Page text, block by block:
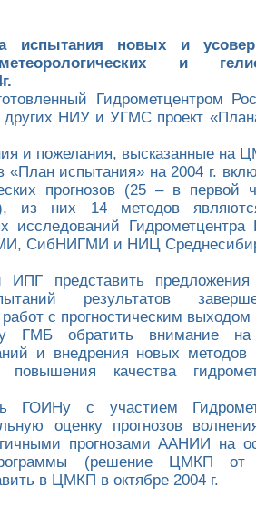
испытания новых и
и
Гидрометцентром
НИУ и УГМС проект
и пожелания, высказанные на
«План испытания» на 2004 г.
прогнозов (25 – в
из них 14 методов
исследований
СибНИГМИ и НИЦ
представить предложения
результатов
с прогностическим выходом
обратить внимание на
и внедрения новых методов
качества
ГОИНу c участием
оценку прогнозов
прогнозами ААНИИ на
(решение ЦМКП от
в ЦМКП в октябре 2004 г.